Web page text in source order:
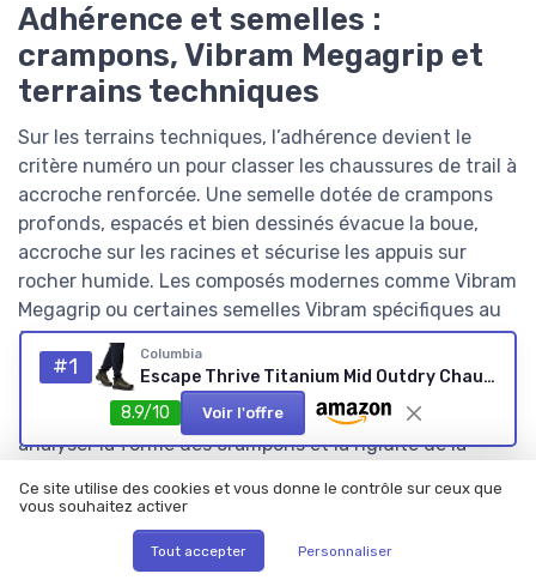
Adhérence et semelles :
crampons, Vibram Megagrip et
terrains techniques
Sur les terrains techniques, l’adhérence devient le
critère numéro un pour classer les chaussures de trail à
accroche renforcée. Une semelle dotée de crampons
profonds, espacés et bien dessinés évacue la boue,
accroche sur les racines et sécurise les appuis sur
rocher humide. Les composés modernes comme Vibram
Megagrip ou certaines semelles Vibram spécifiques au
trail apportent une accroche remarquable, y compris
sur terrain mixte alternant cailloux, herbe et terre.
Les coureurs qui évoluent sur terrains variés doivent
analyser la forme des crampons et la rigidité de la
surprises. Une semelle trop rigide manque de précision
sur les appuis, tandis qu’une semelle trop souple
fatigue le pied sur les longues distances et les terrains
#1 Columbia
Escape Thrive Titanium Mid Outdry Chaussure de randonnéeHomme 41 EU Nori Noir
8.9/10
Voir l'offre
Ce site utilise des cookies et vous donne le contrôle sur ceux que
vous souhaitez activer
Tout accepter Personnaliser